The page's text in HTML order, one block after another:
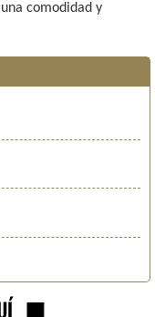
comodidad y